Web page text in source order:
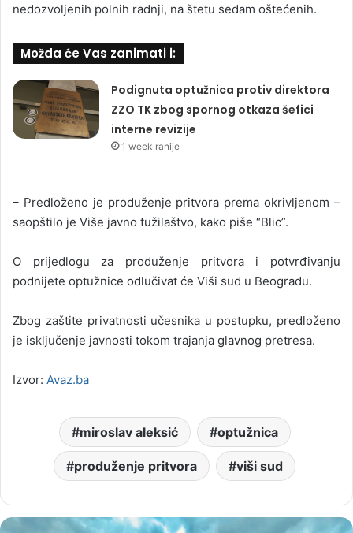
nedozvoljenih polnih radnji, na štetu sedam oštećenih.
Možda će Vas zanimati i:
Podignuta optužnica protiv direktora
ZZO TK zbog spornog otkaza šefici
interne revizije
1 week ranije
– Predloženo je produženje pritvora prema okrivljenom –
saopštilo je Više javno tužilaštvo, kako piše “Blic”.
O prijedlogu za produženje pritvora i potvrđivanju
podnijete optužnice odlučivat će Viši sud u Beogradu.
Zbog zaštite privatnosti učesnika u postupku, predloženo
je isključenje javnosti tokom trajanja glavnog pretresa.
Izvor: Avaz.ba
miroslav aleksić optužnica
produženje pritvora viši sud